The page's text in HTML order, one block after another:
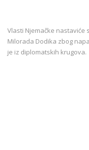
Vlasti Njemačke nastaviće
Milorada Dodika zbog
je iz diplomatskih krugova.